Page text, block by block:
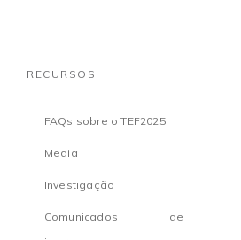
RECURSOS
FAQs sobre o TEF2025
Media
Investigação
Comunicados de